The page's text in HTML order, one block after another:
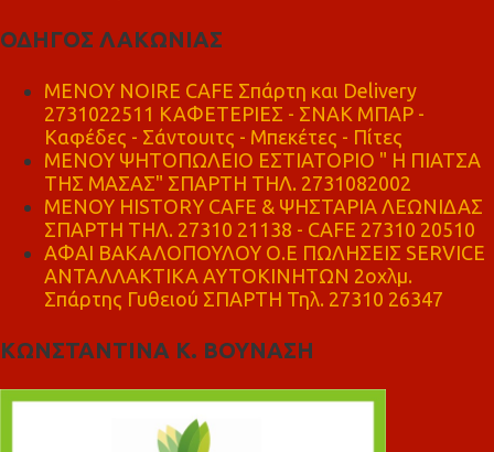
ΟΔΗΓΟΣ ΛΑΚΩΝΙΑΣ
MENOY NOIRE CAFE Σπάρτη και Delivery
2731022511 ΚΑΦΕΤΕΡΙΕΣ - ΣΝΑΚ ΜΠΑΡ -
Καφέδες - Σάντουιτς - Μπεκέτες - Πίτες
ΜΕΝΟΥ ΨΗΤΟΠΩΛΕΙΟ ΕΣΤΙΑΤΟΡΙΟ " Η ΠΙΑΤΣΑ
ΤΗΣ ΜΑΣΑΣ" ΣΠΑΡΤΗ ΤΗΛ. 2731082002
ΜΕΝΟΥ HISTORY CAFE & ΨΗΣΤΑΡΙΑ ΛΕΩΝΙΔΑΣ
ΣΠΑΡΤΗ ΤΗΛ. 27310 21138 - CAFE 27310 20510
ΑΦΑΙ ΒΑΚΑΛΟΠΟΥΛΟΥ Ο.Ε ΠΩΛΗΣΕΙΣ SERVICE
ΑΝΤΑΛΛΑΚΤΙΚΑ ΑΥΤΟΚΙΝΗΤΩΝ 2οχλμ.
Σπάρτης Γυθειού ΣΠΑΡΤΗ Τηλ. 27310 26347
ΚΩΝΣΤΑΝΤΙΝΑ Κ. ΒΟΥΝΑΣΗ